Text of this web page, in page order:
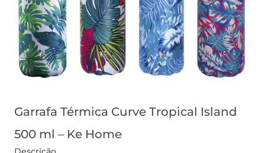
Garrafa Térmica Curve Tropical Island
500 ml – Ke Home